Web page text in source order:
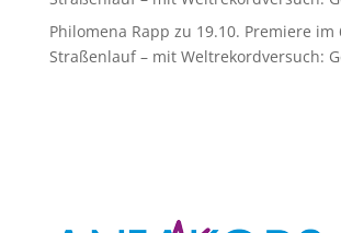
Philomena Rapp zu 19.10. Premiere im
Straßenlauf – mit Weltrekordversuch: